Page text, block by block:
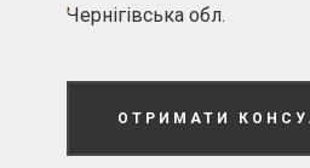
Чернігівська обл.
ОТРИМАТИ